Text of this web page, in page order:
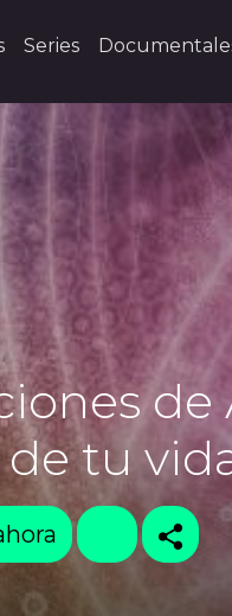
Series
de
tu